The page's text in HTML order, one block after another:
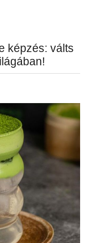
képzés: válts